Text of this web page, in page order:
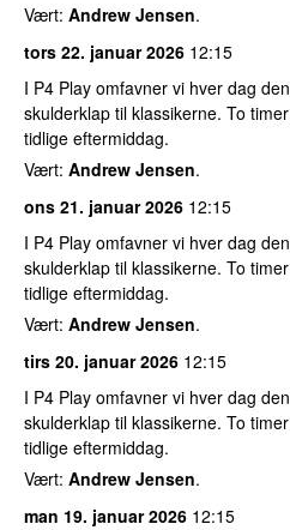
Vært: Andrew Jensen.
tors 22. januar 2026 12:15
I P4 Play omfavner vi hver dag
skulderklap til klassikerne. To
tidlige eftermiddag.
Vært: Andrew Jensen.
ons 21. januar 2026 12:15
I P4 Play omfavner vi hver dag
skulderklap til klassikerne. To
tidlige eftermiddag.
Vært: Andrew Jensen.
tirs 20. januar 2026 12:15
I P4 Play omfavner vi hver dag
skulderklap til klassikerne. To
tidlige eftermiddag.
Vært: Andrew Jensen.
man 19. januar 2026 12:15